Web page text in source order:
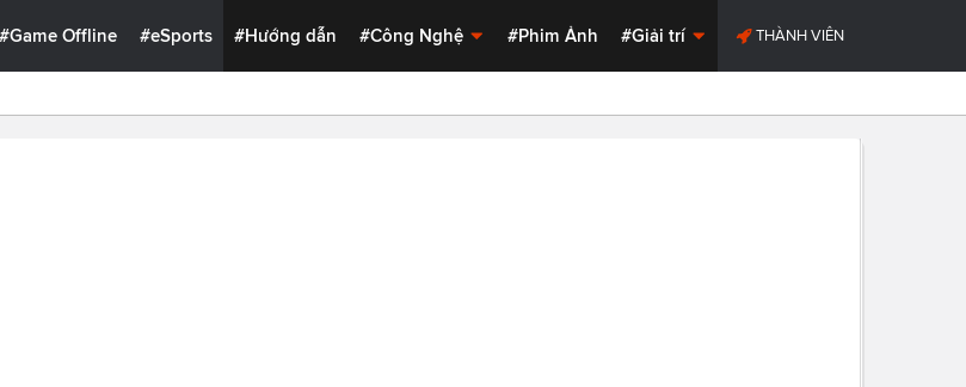
#Game Offline #eSports #Hướng dẫn #Công Nghệ #Phim Ảnh #Giải trí THÀNH VIÊN